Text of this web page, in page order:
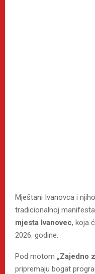
Mještani Ivanovca i
tradicionalnoj
mjesta Ivanovec, koja
2026. godine.
Pod motom „Zajedno
pripremaju bogat